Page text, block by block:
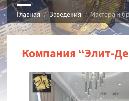
Главная Заведения Мастера и
Компания “Элит-